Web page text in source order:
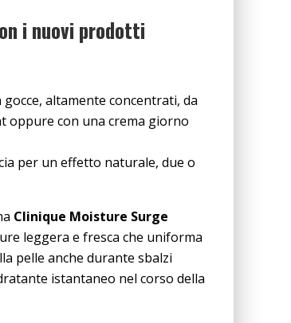
i nuovi prodotti
altamente concentrati, da
oppure con una crema giorno
per un effetto naturale, due o
Clinique Moisture Surge
leggera e fresca che uniforma
pelle anche durante sbalzi
istantaneo nel corso della